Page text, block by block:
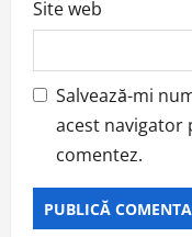
Site web
Salvează-mi
acest navigator
comentez.